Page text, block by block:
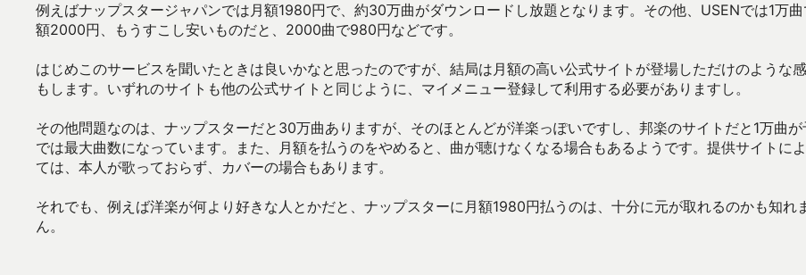
例えばナップスタージャパンでは月額1980円で、約30万曲がダウンロードし放題となります。その他、USENでは1万曲
額2000円、もうすこし安いものだと、2000曲で980円などです。
はじめこのサービスを聞いたときは良いかなと思ったのですが、結局は月額の高い公式サイトが登場しただけのような
もします。いずれのサイトも他の公式サイトと同じように、マイメニュー登録して利用する必要がありますし。
その他問題なのは、ナップスターだと30万曲ありますが、そのほとんどが洋楽っぽいですし、邦楽のサイトだと1万曲が
では最大曲数になっています。また、月額を払うのをやめると、曲が聴けなくなる場合もあるようです。提供サイトに
ては、本人が歌っておらず、カバーの場合もあります。
それでも、例えば洋楽が何より好きな人とかだと、ナップスターに月額1980円払うのは、十分に元が取れるのかも知れ
ん。